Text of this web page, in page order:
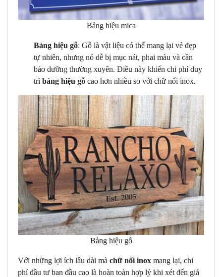
Bảng hiệu mica
Bảng hiệu gỗ: Gỗ là vật liệu có thể mang lại vẻ đẹp
tự nhiên, nhưng nó dễ bị mục nát, phai màu và cần
bảo dưỡng thường xuyên. Điều này khiến chi phí duy
trì bảng hiệu gỗ cao hơn nhiều so với chữ nổi inox.
Bảng hiệu gỗ
Với những lợi ích lâu dài mà chữ nổi inox mang lại, chi
phí đầu tư ban đầu cao là hoàn toàn hợp lý khi xét đến giá